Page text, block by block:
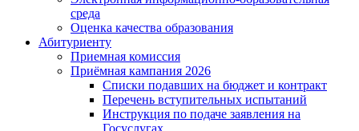
среда
Оценка качества образования
Абитуриенту
Приемная комиссия
Приёмная кампания 2026
Списки подавших на бюджет и контракт
Перечень вступительных испытаний
Инструкция по подаче заявления на
Госуслугах